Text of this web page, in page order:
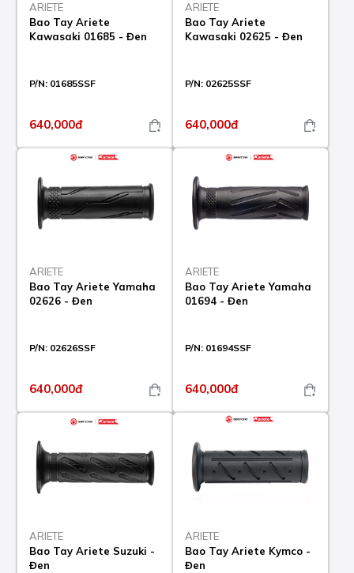
ARIETE
Bao Tay Ariete
Kawasaki 01685 - Đen
P/N: 01685SSF
640,000đ
ARIETE
Bao Tay Ariete
Kawasaki 02625 - Đen
P/N: 02625SSF
640,000đ
ARIETE
Bao Tay Ariete Yamaha
02626 - Đen
P/N: 02626SSF
640,000đ
ARIETE
Bao Tay Ariete Yamaha
01694 - Đen
P/N: 01694SSF
640,000đ
ARIETE
Bao Tay Ariete Suzuki -
Đen
ARIETE
Bao Tay Ariete Kymco -
Đen